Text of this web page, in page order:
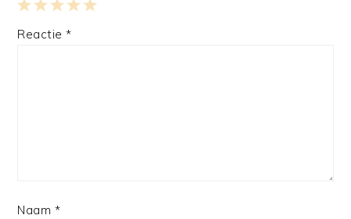
4
3
2
1
Reactie*
Naam *